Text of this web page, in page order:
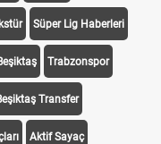
Süper Lig Haberleri
Trabzonspor
Transfer
Aktif Sayaç